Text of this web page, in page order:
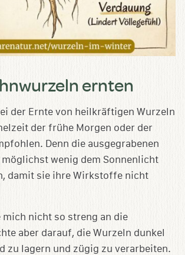
ernten
der Ernte von heilkräftigen Wurzeln
der frühe Morgen oder der
Denn die ausgegrabenen
wenig dem Sonnenlicht
damit sie ihre Wirkstoffe nicht
mich nicht so streng an die
aber darauf, die Wurzeln dunkel
zu lagern und zügig zu verarbeiten.